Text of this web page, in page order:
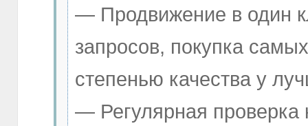
— Продвижение в один
запросов, покупка
степенью качества у
— Регулярная проверка